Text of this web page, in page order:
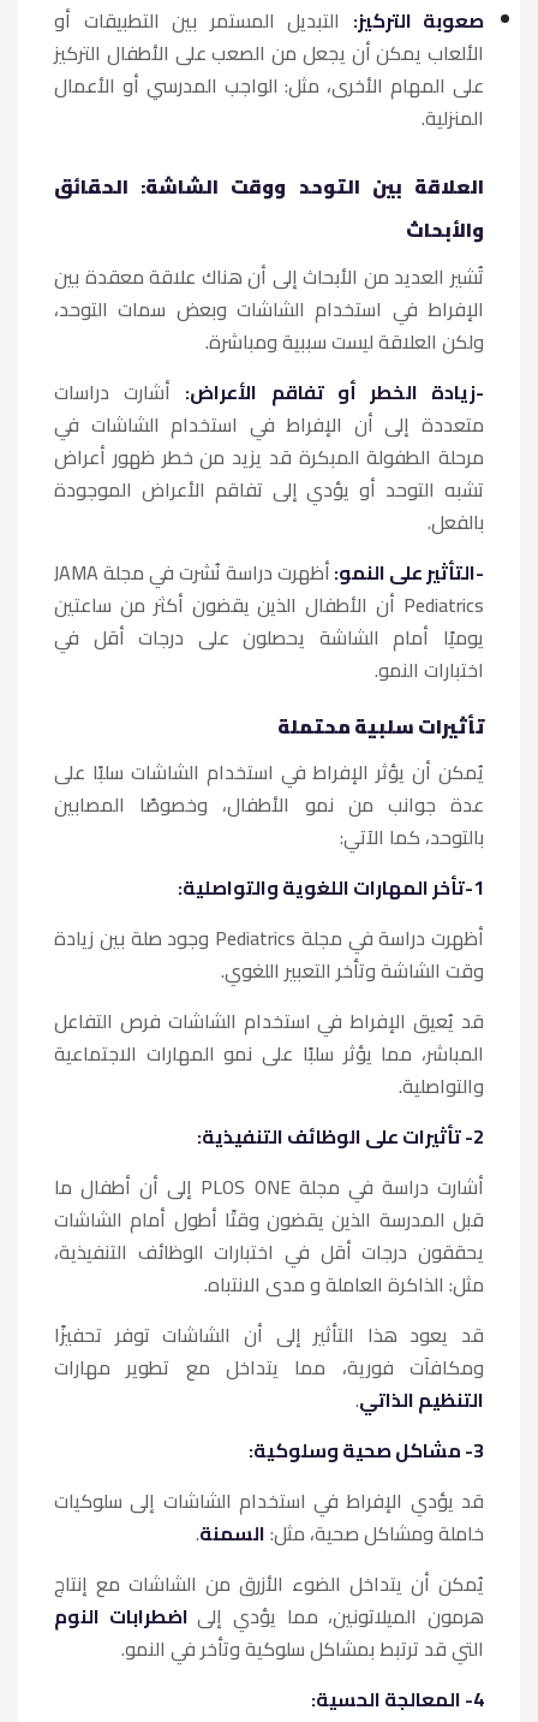
صعوبة التركيز: التبديل المستمر بين التطبيقات أو
الألعاب يمكن أن يجعل من الصعب على الأطفال التركيز
على المهام الأخرى، مثل: الواجب المدرسي أو الأعمال
المنزلية.
العلاقة بين التوحد ووقت الشاشة: الحقائق
والأبحاث
تُشير العديد من الأبحاث إلى أن هناك علاقة معقدة بين
الإفراط في استخدام الشاشات وبعض سمات التوحد،
ولكن العلاقة ليست سببية ومباشرة.
-زيادة الخطر أو تفاقم الأعراض: أشارت دراسات
متعددة إلى أن الإفراط في استخدام الشاشات في
مرحلة الطفولة المبكرة قد يزيد من خطر ظهور أعراض
تشبه التوحد أو يؤدي إلى تفاقم الأعراض الموجودة
بالفعل.
-التأثير على النمو:
أظهرت دراسة نُشرت في مجلة JAMA
Pediatrics أن الأطفال الذين يقضون أكثر من ساعتين
يوميًا أمام الشاشة يحصلون على درجات أقل في
اختبارات النمو.
​تأثيرات سلبية محتملة
​يُمكن أن يؤثر الإفراط في استخدام الشاشات سلبًا على
عدة جوانب من نمو الأطفال، وخصوصًا المصابين
بالتوحد، كما الآتي:
1-تأخر المهارات اللغوية والتواصلية:
أظهرت دراسة في مجلة Pediatrics وجود صلة بين زيادة
وقت الشاشة وتأخر التعبير اللغوي.
قد يُعيق الإفراط في استخدام الشاشات فرص التفاعل
المباشر، مما يؤثر سلبًا على نمو المهارات الاجتماعية
والتواصلية.
2- تأثيرات على الوظائف التنفيذية:
أشارت دراسة في مجلة PLOS ONE إلى أن أطفال ما
قبل المدرسة الذين يقضون وقتًا أطول أمام الشاشات
يحققون درجات أقل في اختبارات الوظائف التنفيذية،
مثل: الذاكرة العاملة و مدى الانتباه.
قد يعود هذا التأثير إلى أن الشاشات توفر تحفيزًا
ومكافآت فورية، مما يتداخل مع تطوير مهارات
التنظيم الذاتي.
3- مشاكل صحية وسلوكية:
قد يؤدي الإفراط في استخدام الشاشات إلى سلوكيات
خاملة ومشاكل صحية، مثل:السمنة.
يُمكن أن يتداخل الضوء الأزرق من الشاشات مع إنتاج
هرمون الميلاتونين، مما يؤدي إلىاضطرابات النوم
التي قد ترتبط بمشاكل سلوكية وتأخر في النمو.
4- المعالجة الحسية: